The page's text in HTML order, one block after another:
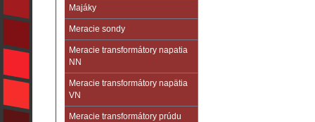
Majáky
Meracie sondy
Meracie transformátory napatia
NN
Meracie transformátory napätia
VN
Meracie transformátory prúdu